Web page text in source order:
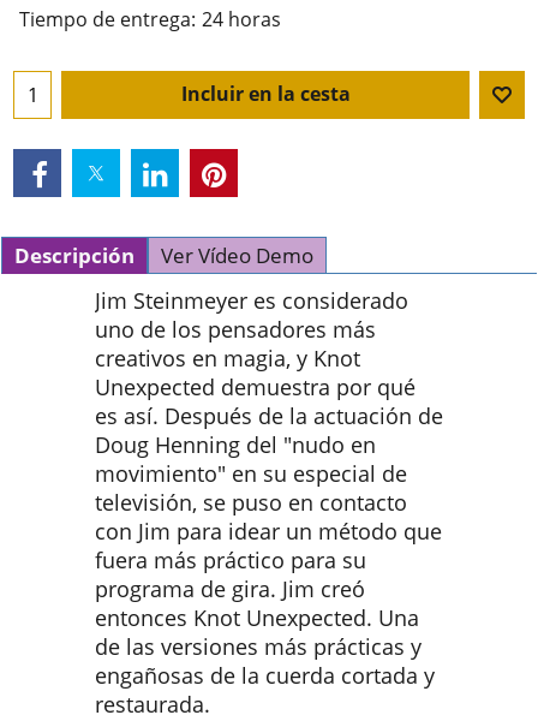
Tiempo de entrega: 24 horas
Incluir en la cesta
Descripción Ver Vídeo Demo
Jim Steinmeyer es considerado
uno de los pensadores más
creativos en magia, y Knot
Unexpected demuestra por qué
es así. Después de la actuación de
Doug Henning del "nudo en
movimiento" en su especial de
televisión, se puso en contacto
con Jim para idear un método que
fuera más práctico para su
programa de gira. Jim creó
entonces Knot Unexpected. Una
de las versiones más prácticas y
engañosas de la cuerda cortada y
restaurada.